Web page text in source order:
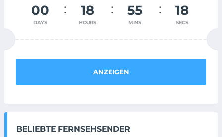
00
DAYS
18
HOURS
55
MINS
18
SECS
ANZEIGEN
BELIEBTE FERNSEHSENDER